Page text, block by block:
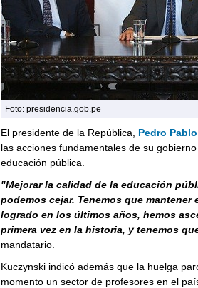
Foto: presidencia.gob.pe
El presidente de la República, Pedro
las acciones fundamentales de su
educación pública.
"Mejorar la calidad de la educación
podemos cejar. Tenemos que
logrado en los últimos años, hemos
primera vez en la historia, y tenemos
mandatario.
Kuczynski indicó además que la huelga
momento un sector de profesores en el